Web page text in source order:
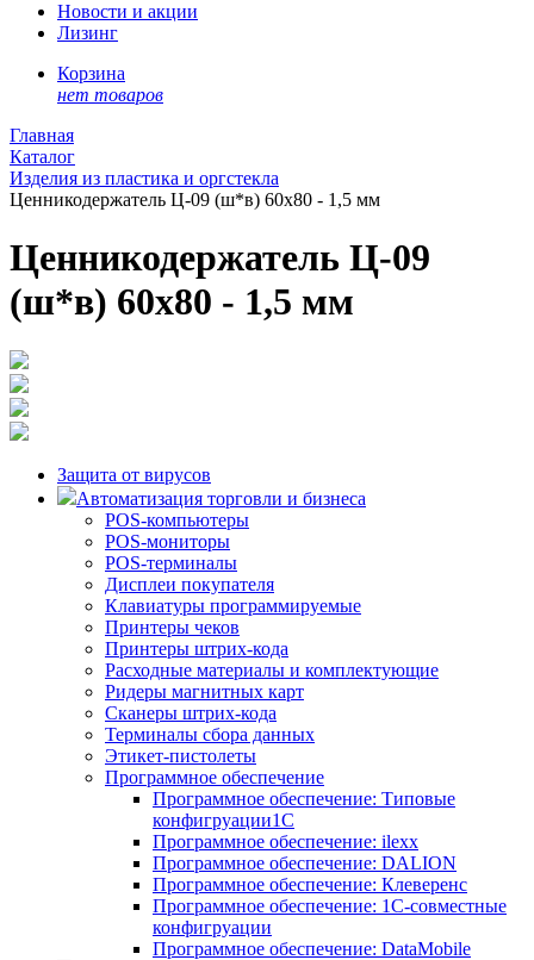
Новости и акции
Лизинг
Корзина
нет товаров
Главная
Каталог
Изделия из пластика и оргстекла
Ценникодержатель Ц-09 (ш*в) 60х80 - 1,5 мм
Ценникодержатель Ц-09
(ш*в) 60х80 - 1,5 мм
Защита от вирусов
Автоматизация торговли и бизнеса
POS-компьютеры
POS-мониторы
POS-терминалы
Дисплеи покупателя
Клавиатуры программируемые
Принтеры чеков
Принтеры штрих-кода
Расходные материалы и комплектующие
Ридеры магнитных карт
Сканеры штрих-кода
Терминалы сбора данных
Этикет-пистолеты
Программное обеспечение
Программное обеспечение: Типовые
конфигруации1С
Программное обеспечение: ilexx
Программное обеспечение: DALION
Программное обеспечение: Клеверенс
Программное обеспечение: 1С-совместные
конфигруации
Программное обеспечение: DataMobile